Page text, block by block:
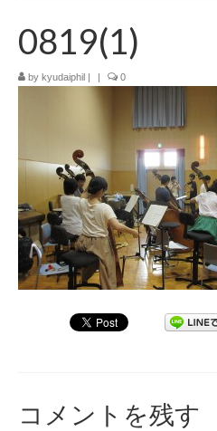
演奏会情報
卒業記念演奏会2027
九大フィルとは
九大フィルの歴史
ご寄付のお願い
演奏会の歴史
出張演奏
九大フィル特集ページ
0819(1)
by kyudaiphil 0
コメントを残す